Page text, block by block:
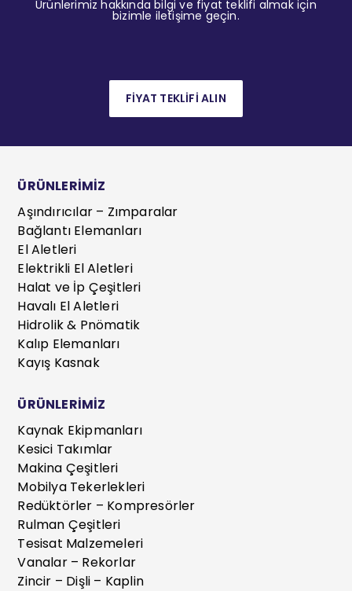
Ürünlerimiz hakkında bilgi ve fiyat teklifi almak için
bizimle iletişime geçin.
FİYAT TEKLİFİ ALIN
ÜRÜNLERİMİZ
Aşındırıcılar – Zımparalar
Bağlantı Elemanları
El Aletleri
Elektrikli El Aletleri
Halat ve İp Çeşitleri
Havalı El Aletleri
Hidrolik & Pnömatik
Kalıp Elemanları
Kayış Kasnak
ÜRÜNLERİMİZ
Kaynak Ekipmanları
Kesici Takımlar
Makina Çeşitleri
Mobilya Tekerlekleri
Redüktörler – Kompresörler
Rulman Çeşitleri
Tesisat Malzemeleri
Vanalar – Rekorlar
Zincir – Dişli – Kaplin